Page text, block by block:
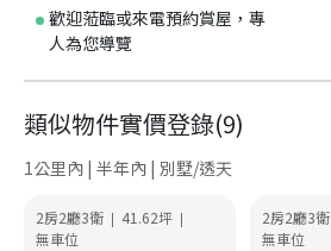
歡迎蒞臨或來電預約賞屋，專
人為您導覽
類似物件實價登錄(9)
1公里內 | 半年內 | 別墅/透天
2房2廳3衛 | 41.62坪 |
無車位
2房2廳3衛
無車位